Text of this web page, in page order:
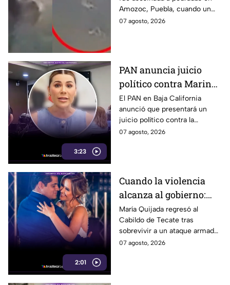
a su casa
Amozoc, Puebla, cuando un
sujeto le robó los 90 pesos
07 agosto, 2026
3:23
PAN anuncia juicio
político contra Marina
del Pilar y la fiscal de
Baja California
El PAN en Baja California
anunció que presentará un
juicio político contra la
gobernadora y la fiscal del
07 agosto, 2026
2:01
Cuando la violencia
alcanza al gobierno:
regidora de Tecate
vuelve al Cabildo tras
sobrevivir a un ataque
armado
María Quijada regresó al
Cabildo de Tecate tras
sobrevivir a un ataque armado
en el que murió su esposo y
07 agosto, 2026